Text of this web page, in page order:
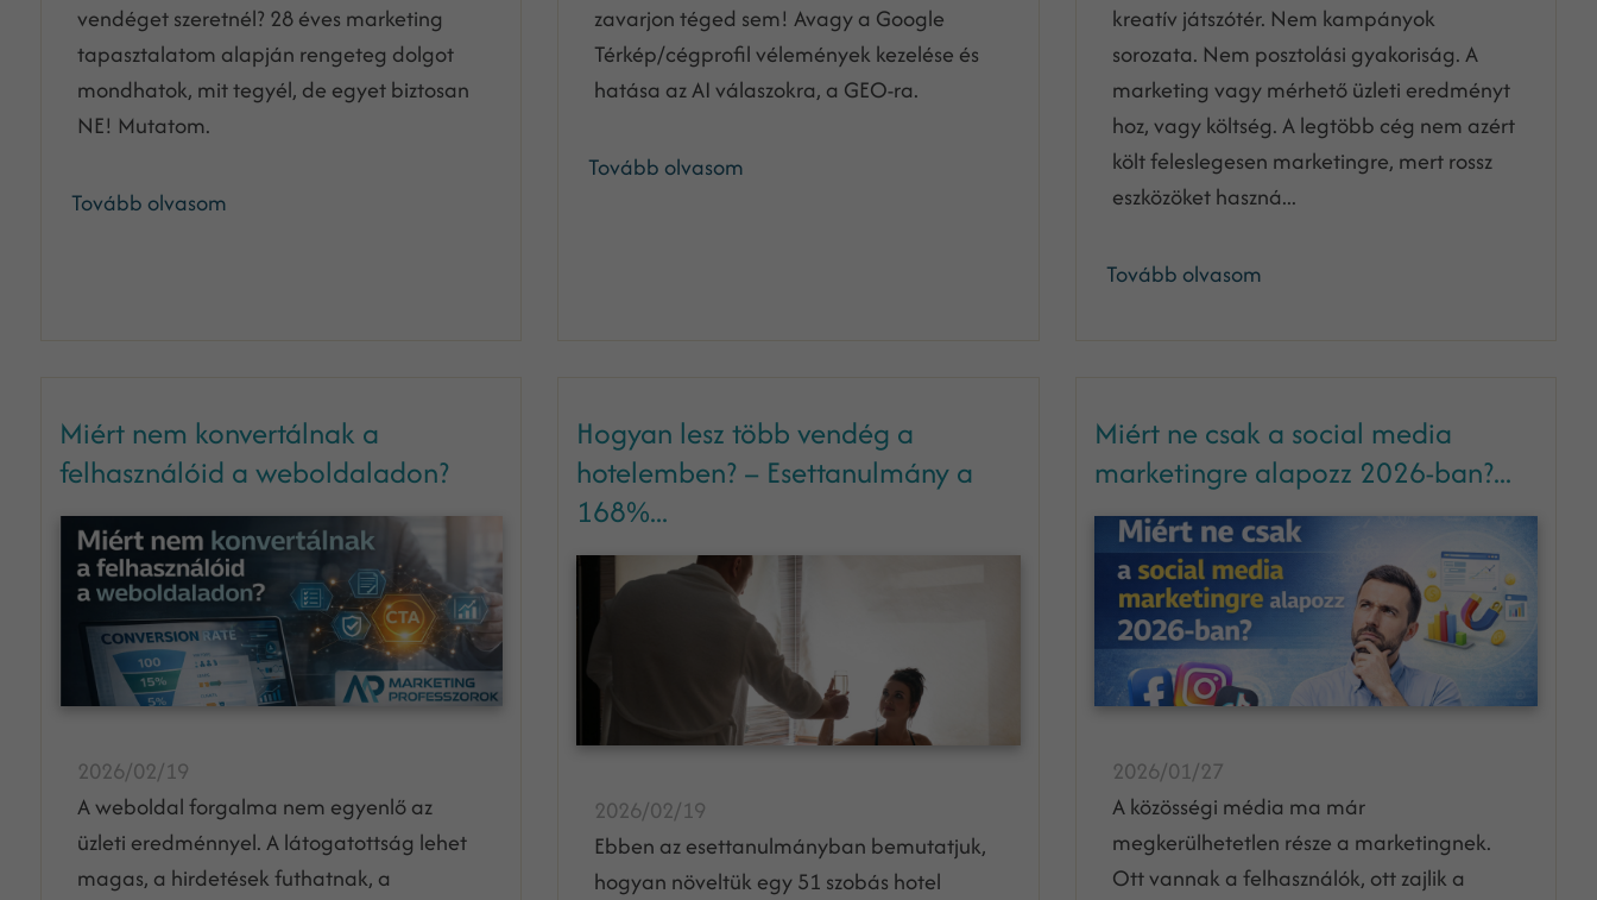
vendéget szeretnél? 28 éves marketing
tapasztalatom alapján rengeteg dolgot
mondhatok, mit tegyél, de egyet biztosan
NE! Mutatom.
Tovább olvasom
zavarjon téged sem! Avagy a Google
Térkép/cégprofil vélemények kezelése és
hatása az AI válaszokra, a GEO-ra.
Tovább olvasom
kreatív játszótér. Nem kampányok
sorozata. Nem posztolási gyakoriság. A
marketing vagy mérhető üzleti eredményt
hoz, vagy költség. A legtöbb cég nem azért
költ feleslegesen marketingre, mert rossz
eszközöket haszná...
Tovább olvasom
Miért nem konvertálnak a
felhasználóid a weboldaladon?
2026/02/19
A weboldal forgalma nem egyenlő az
üzleti eredménnyel. A látogatottság lehet
magas, a hirdetések futhatnak, a
Hogyan lesz több vendég a
hotelemben? – Esettanulmány a
168%...
2026/02/19
Ebben az esettanulmányban bemutatjuk,
hogyan növeltük egy 51 szobás hotel
Miért ne csak a social media
marketingre alapozz 2026-ban?...
2026/01/27
A közösségi média ma már
megkerülhetetlen része a marketingnek.
Ott vannak a felhasználók, ott zajlik a